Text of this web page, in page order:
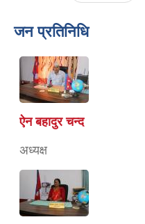
जन प्रतिनिधि
ऐन बहादुर चन्द
अध्यक्ष